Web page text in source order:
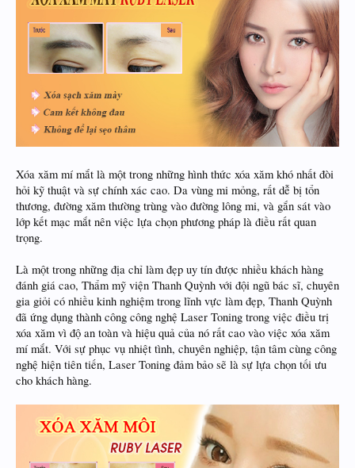
Xóa xăm mí mắt là một trong những hình thức xóa xăm khó nhất đòi
hỏi kỹ thuật và sự chính xác cao. Da vùng mi mỏng, rất dễ bị tổn
thương, đường xăm thường trùng vào đường lông mi, và gắn sát vào
lớp kết mạc mắt nên việc lựa chọn phương pháp là điều rất quan
trọng.
Là một trong những địa chỉ làm đẹp uy tín được nhiều khách hàng
đánh giá cao, Thẩm mỹ viện Thanh Quỳnh với đội ngũ bác sĩ, chuyên
gia giỏi có nhiều kinh nghiệm trong lĩnh vực làm đẹp, Thanh Quỳnh
đã ứng dụng thành công công nghệ Laser Toning trong việc điều trị
xóa xăm vì độ an toàn và hiệu quả của nó rất cao vào việc xóa xăm
mí mắt. Với sự phục vụ nhiệt tình, chuyên nghiệp, tận tâm cùng công
nghệ hiện tiên tiến, Laser Toning đảm bảo sẽ là sự lựa chọn tối ưu
cho khách hàng.